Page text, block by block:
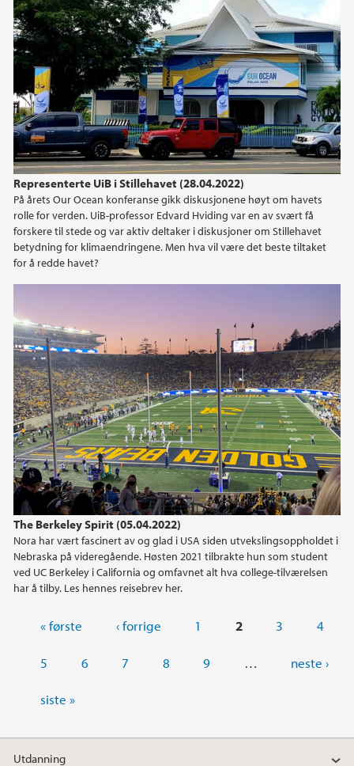
Representerte UiB i Stillehavet (28.04.2022)
På årets Our Ocean konferanse gikk diskusjonene høyt om havets
rolle for verden. UiB-professor Edvard Hviding var en av svært få
forskere til stede og var aktiv deltaker i diskusjoner om Stillehavet
betydning for klimaendringene. Men hva vil være det beste tiltaket
for å redde havet?
The Berkeley Spirit (05.04.2022)
Nora har vært fascinert av og glad i USA siden utvekslingsoppholdet i
Nebraska på videregående. Høsten 2021 tilbrakte hun som student
ved UC Berkeley i California og omfavnet alt hva college-tilværelsen
har å tilby. Les hennes reisebrev her.
Sider« første ‹ forrige 1 2 3 4
5 6 7 8 9 … neste ›
siste »
Utdanning